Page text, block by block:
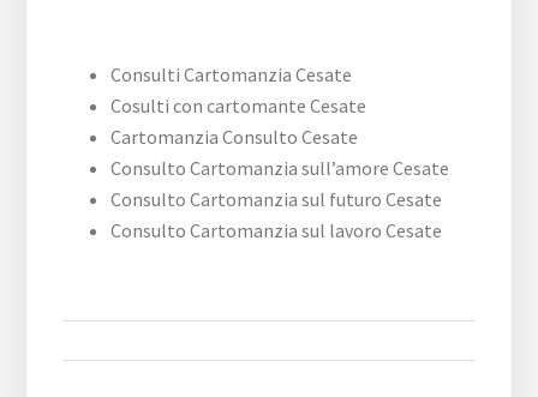
Consulti Cartomanzia Cesate
Cosulti con cartomante Cesate
Cartomanzia Consulto Cesate
Consulto Cartomanzia sull’amore Cesate
Consulto Cartomanzia sul futuro Cesate
Consulto Cartomanzia sul lavoro Cesate